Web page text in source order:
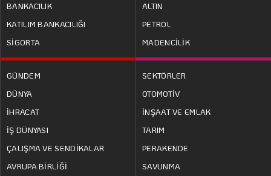
BANKACILIK
KATILIM BANKACILIĞI
SİGORTA
ALTIN
PETROL
MADENCİLİK
GÜNDEM
DÜNYA
İHRACAT
İŞ DÜNYASI
ÇALIŞMA VE SENDİKALAR
AVRUPA BİRLİĞİ
SEKTÖRLER
OTOMOTİV
İNŞAAT VE EMLAK
TARIM
PERAKENDE
SAVUNMA